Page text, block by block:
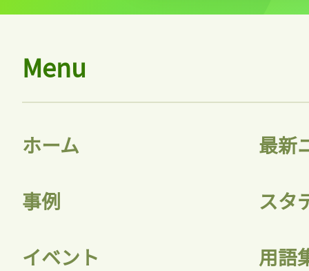
会員
Menu
ホーム 最新
事例 スタ
イベント 用語